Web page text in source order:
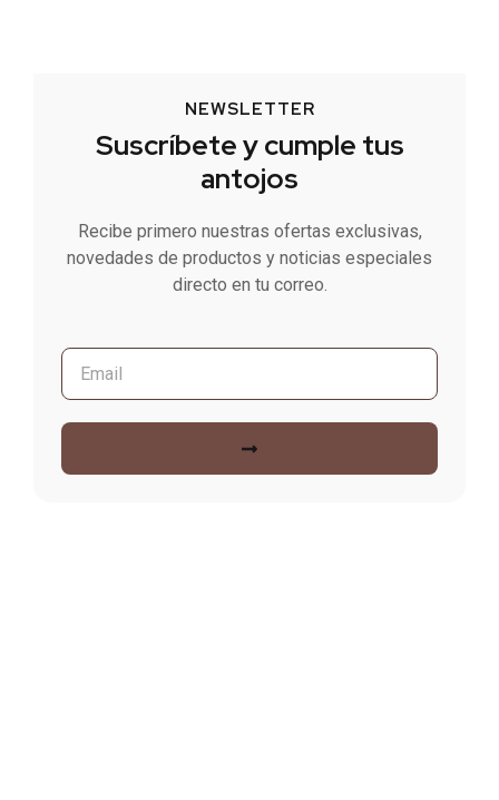
NEWSLETTER
Suscríbete y cumple tus
antojos
Recibe primero nuestras ofertas exclusivas,
novedades de productos y noticias especiales
directo en tu correo.